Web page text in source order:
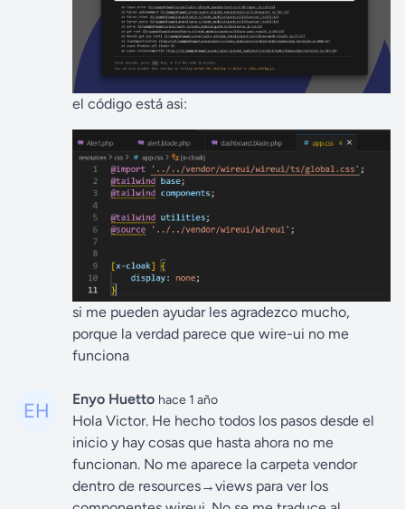
el código está asi:
si me pueden ayudar les agradezco mucho,
porque la verdad parece que wire-ui no me
funciona
Enyo Huetto hace 1 año
Hola Victor. He hecho todos los pasos desde el
inicio y hay cosas que hasta ahora no me
funcionan. No me aparece la carpeta vendor
dentro de resources→views para ver los